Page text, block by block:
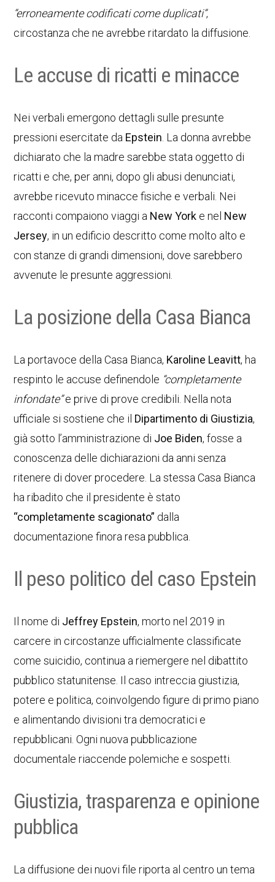
“erroneamente codificati come duplicati”,
circostanza che ne avrebbe ritardato la diffusione.
Le accuse di ricatti e minacce
Nei verbali emergono dettagli sulle presunte
pressioni esercitate da Epstein . La donna avrebbe
dichiarato che la madre sarebbe stata oggetto di
ricatti e che, per anni, dopo gli abusi denunciati,
avrebbe ricevuto minacce fisiche e verbali. Nei
racconti compaiono viaggi a New York e nel New
Jersey, in un edificio descritto come molto alto e
con stanze di grandi dimensioni, dove sarebbero
avvenute le presunte aggressioni.
La posizione della Casa Bianca
La portavoce della Casa Bianca, Karoline Leavitt, ha
respinto le accuse definendole “completamente
infondate”e prive di prove credibili. Nella nota
ufficiale si sostiene che il Dipartimento di Giustizia,
già sotto l’amministrazione di Joe Biden, fosse a
conoscenza delle dichiarazioni da anni senza
ritenere di dover procedere. La stessa Casa Bianca
ha ribadito che il presidente è stato
“completamente scagionato” dalla
documentazione finora resa pubblica.
Il peso politico del caso Epstein
Il nome di Jeffrey Epstein, morto nel 2019 in
carcere in circostanze ufficialmente classificate
come suicidio, continua a riemergere nel dibattito
pubblico statunitense. Il caso intreccia giustizia,
potere e politica, coinvolgendo figure di primo piano
e alimentando divisioni tra democratici e
repubblicani. Ogni nuova pubblicazione
documentale riaccende polemiche e sospetti.
Giustizia, trasparenza e opinione
pubblica
La diffusione dei nuovi file riporta al centro un tema